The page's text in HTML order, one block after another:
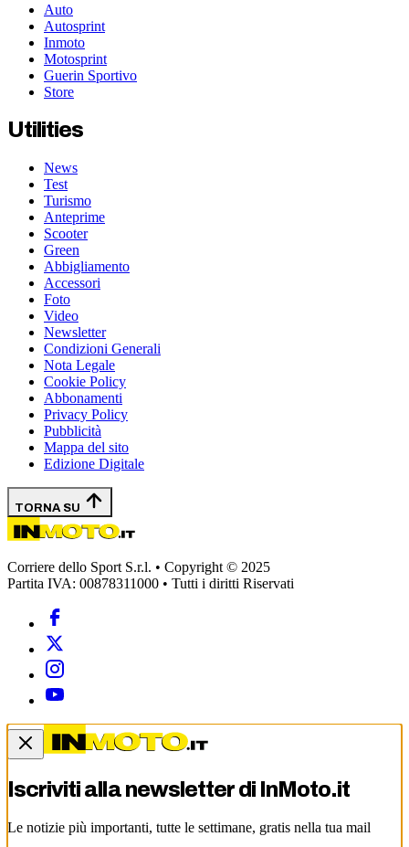
Auto
Autosprint
Inmoto
Motosprint
Guerin Sportivo
Store
Utilities
News
Test
Turismo
Anteprime
Scooter
Green
Abbigliamento
Accessori
Foto
Video
Newsletter
Condizioni Generali
Nota Legale
Cookie Policy
Abbonamenti
Privacy Policy
Pubblicità
Mappa del sito
Edizione Digitale
TORNA SU
Corriere dello Sport S.r.l. • Copyright © 2025
Partita IVA: 00878311000 • Tutti i diritti Riservati
Iscriviti alla newsletter di InMoto.it
Le notizie più importanti, tutte le settimane, gratis nella tua mail